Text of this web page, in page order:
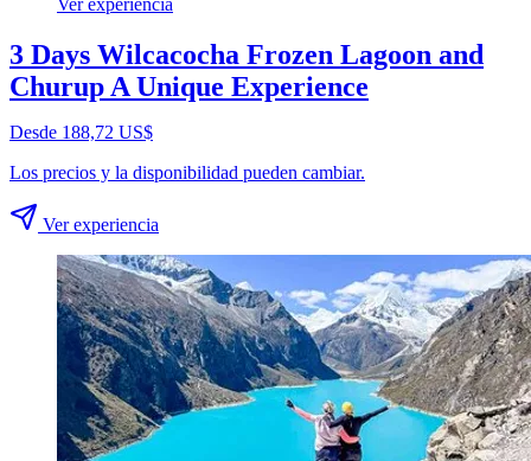
Ver experiencia
3 Days Wilcacocha Frozen Lagoon and
Churup A Unique Experience
Desde 188,72 US$
Los precios y la disponibilidad pueden cambiar.
Ver experiencia